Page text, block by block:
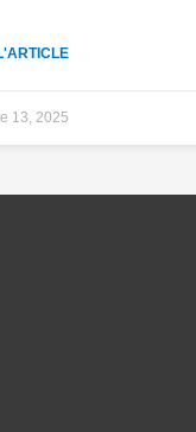
13, 2025